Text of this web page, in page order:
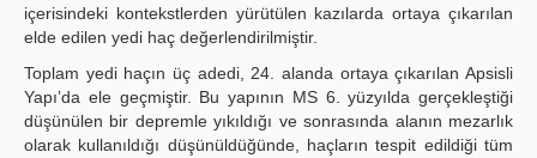
içerisindeki kontekstlerden yürütülen kazılarda ortaya çıkarılan
elde edilen yedi haç değerlendirilmiştir.
Toplam yedi haçın üç adedi, 24. alanda ortaya çıkarılan Apsisli
Yapı’da ele geçmiştir. Bu yapının MS 6. yüzyılda gerçekleştiği
düşünülen bir depremle yıkıldığı ve sonrasında alanın mezarlık
olarak kullanıldığı düşünüldüğünde, haçların tespit edildiği tüm